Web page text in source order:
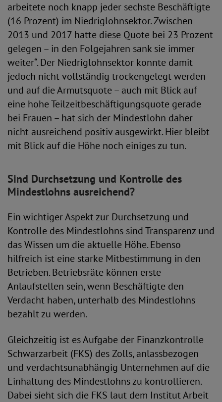
arbeitete noch knapp jeder sechste Beschäftigte
(16 Prozent) im Niedriglohnsektor. Zwischen
2013 und 2017 hatte diese Quote bei 23 Prozent
gelegen – in den Folgejahren sank sie immer
weiter“. Der Niedriglohnsektor konnte damit
jedoch nicht vollständig trockengelegt werden
und auf die Armutsquote – auch mit Blick auf
eine hohe Teilzeitbeschäftigungsquote gerade
bei Frauen – hat sich der Mindestlohn daher
nicht ausreichend positiv ausgewirkt. Hier bleibt
mit Blick auf die Höhe noch einiges zu tun.
Sind Durchsetzung und Kontrolle des
Mindestlohns ausreichend?
Ein wichtiger Aspekt zur Durchsetzung und
Kontrolle des Mindestlohns sind Transparenz und
das Wissen um die aktuelle Höhe. Ebenso
hilfreich ist eine starke Mitbestimmung in den
Betrieben. Betriebsräte können erste
Anlaufstellen sein, wenn Beschäftigte den
Verdacht haben, unterhalb des Mindestlohns
bezahlt zu werden.
Gleichzeitig ist es Aufgabe der Finanzkontrolle
Schwarzarbeit (FKS) des Zolls, anlassbezogen
und verdachtsunabhängig Unternehmen auf die
Einhaltung des Mindestlohns zu kontrollieren.
Dabei sieht sich die FKS laut dem Institut Arbeit